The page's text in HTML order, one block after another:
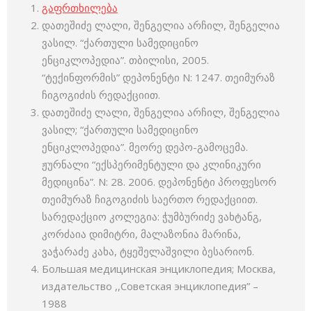
გაფრთხილება
დათეშიძე ლალი, შენგელია არჩილ, შენგელია
ვასილ. “ქართული სამედიცინო
ენციკლოპედია”. თბილისი, 2005.
“ტექინფორმის” დეპონენტი N: 1247. თეიმურაზ
ჩიგოგიძის რედაქციით.
დათეშიძე ლალი, შენგელია არჩილ, შენგელია
ვასილ; “ქართული სამედიცინო
ენციკლოპედია”. მეორე დეპო-გამოცემა.
ჟურნალი “ექსპერიმენტული და კლინიკური
მედიცინა”. N: 28. 2006. დეპონენტი პროფესორ
თეიმურაზ ჩიგოგიძის საერთო რედაქციით.
სარედაქციო კოლეგია: ჭუმბურიძე ვახტანგ,
კორძაია დიმიტრი, მალაზონია მარინა,
ვაჭარაძე კახა, ტყეშელაშვილი ბესარიონ.
Большая медицинская энциклопедия; Москва,
издательство ,,Советская энциклопедия” –
1988